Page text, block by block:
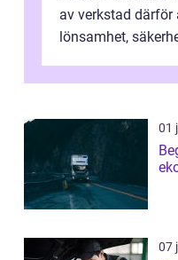
av verkstad därför
lönsamhet,
01
07